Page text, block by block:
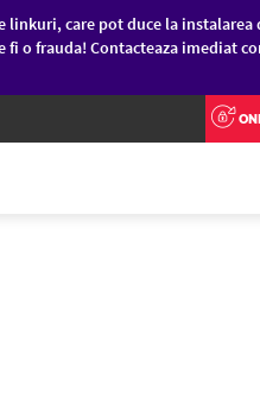
linkuri, care pot duce la
fi o frauda! Contacteaza imediat